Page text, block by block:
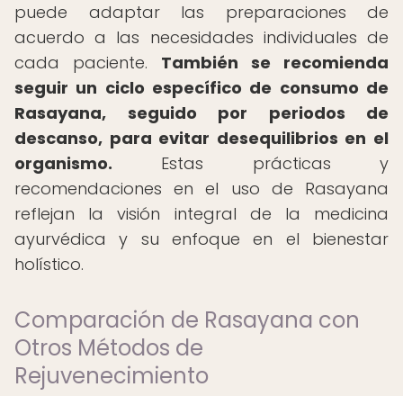
puede adaptar las preparaciones de
acuerdo a las necesidades individuales de
cada paciente. También se recomienda
seguir un ciclo específico de consumo de
Rasayana, seguido por periodos de
descanso, para evitar desequilibrios en el
organismo. Estas prácticas y
recomendaciones en el uso de Rasayana
reflejan la visión integral de la medicina
ayurvédica y su enfoque en el bienestar
holístico.
Comparación de Rasayana con
Otros Métodos de
Rejuvenecimiento